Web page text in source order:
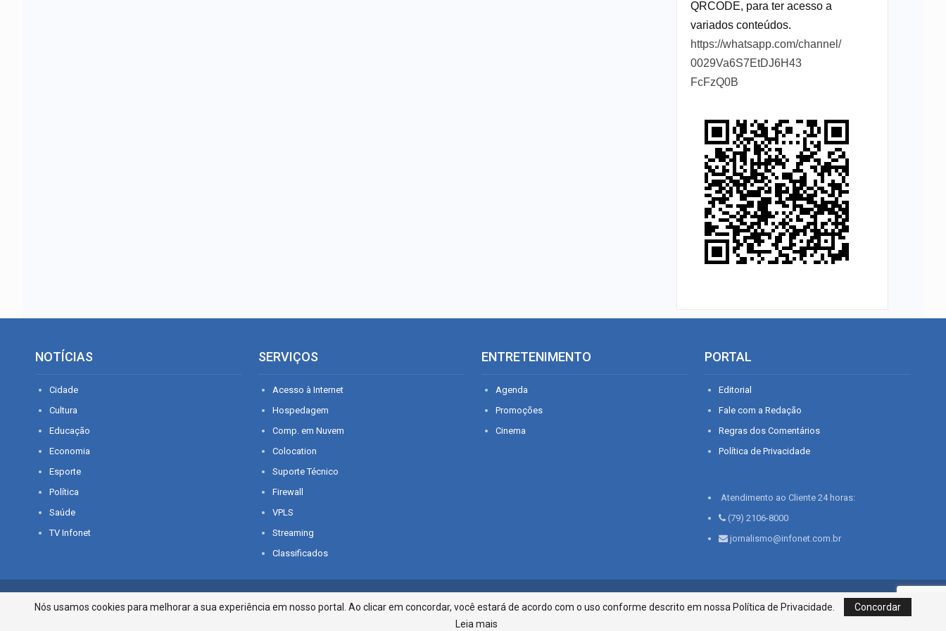
QRCODE, para ter acesso a
variados conteúdos.
https://whatsapp.com/channel/
0029Va6S7EtDJ6H43
FcFzQ0B
NOTÍCIAS
Cidade
Cultura
Educação
Economia
Esporte
Política
Saúde
TV Infonet
SERVIÇOS
Acesso à Internet
Hospedagem
Comp. em Nuvem
Colocation
Suporte Técnico
Firewall
VPLS
Streaming
Classificados
ENTRETENIMENTO
Agenda
Promoções
Cinema
PORTAL
Editorial
Fale com a Redação
Regras dos Comentários
Política de Privacidade
Atendimento ao Cliente 24 horas:
(79) 2106-8000
jornalismo@infonet.com.br
© 2026 - O que é notícia em Sergipe. Todos os direitos reservados.
Infonet - Rua Monsenhor Silveira 276, Bairro São José | Aracaju-SE, CEP 49015-030, Fone: 79.2106.8000 - CI
Centro de Informações LTDA
Nós usamos cookies para melhorar a sua experiência em nosso portal. Ao clicar em concordar, você estará de acordo com o uso conforme descrito em nossa Política de Privacidade.
Concordar
Leia mais